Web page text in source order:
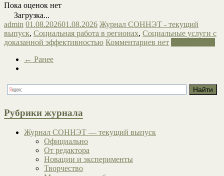
Пока оценок нет
Загрузка...
admin 01.08.202601.08.2026 Журнал СОННЭТ - текущий
выпуск, Социальная работа в регионах, Социальные услуги с
доказанной эффективностью Комментариев нет
← Ранее
Рубрики журнала
Журнал СОННЭТ — текущий выпуск
Официально
От редактора
Новации и эксперименты
Творчество